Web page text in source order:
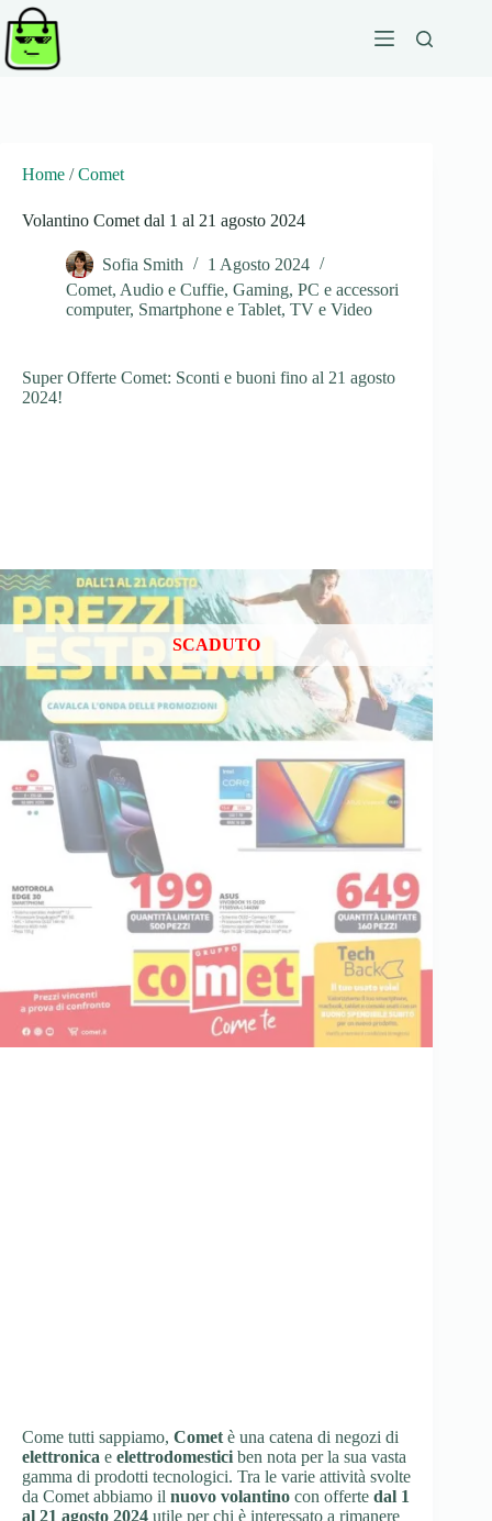
Salta
al
contenuto
Home /Comet
Volantino Comet dal 1 al 21 agosto 2024
Sofia Smith
1 Agosto 2024
Comet, Audio e Cuffie, Gaming, PC e accessori
computer, Smartphone e Tablet, TV e Video
Super Offerte Comet: Sconti e buoni fino al 21 agosto
2024!
SCADUTO
Come tutti sappiamo, Comet è una catena di negozi di
elettronica e elettrodomestici ben nota per la sua vasta
gamma di prodotti tecnologici. Tra le varie attività svolte
da Comet abbiamo il nuovo volantino con offerte dal 1
al 21 agosto 2024 utile per chi è interessato a rimanere